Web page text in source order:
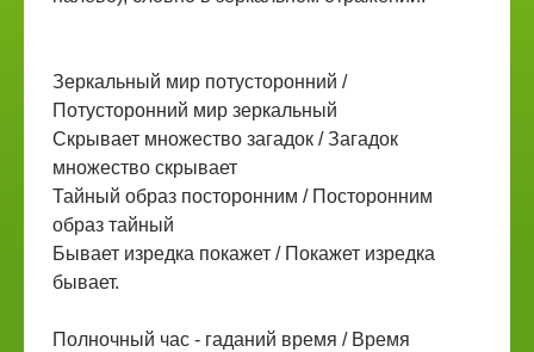
Зеркальный мир потусторонний /
Потусторонний мир зеркальный
Скрывает множество загадок / Загадок
множество скрывает
Тайный образ посторонним / Посторонним
образ тайный
Бывает изредка покажет / Покажет изредка
бывает.
Полночный час - гаданий время / Время